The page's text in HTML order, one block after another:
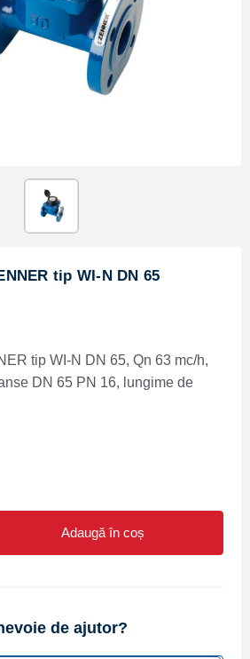
tip WI-N DN 65
tip WI-N DN 65, Qn 63 mc/h,
DN 65 PN 16, lungime de
Adaugă în coș
de ajutor?